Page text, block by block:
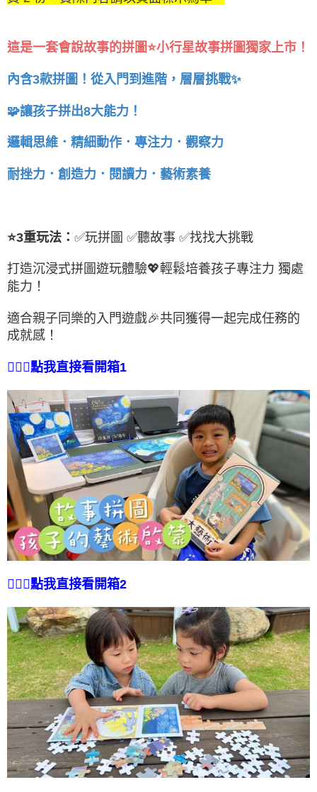
這是一套會說故事的拼圖⭐小行星故事拼圖獨家上市 ！
內含3款拼圖！從入門到進階，層層挑戰✨
🧩讓孩子拼出8大能力！
邏輯思維．精細動作．專注力．觀察力
耐挫力．創造力．閱讀力．藝術素養
⭐3重玩法 ： ✅玩拼圖 ✅聽故事 ✅找找大挑戰
打造沉浸式拼圖遊玩體驗💖輕鬆培養孩子專注力 獨處
能力 ！
適合親子同樂的入門遊戲🎉共同獲得一起完成任務的
成就感 ！
🙋🏻‍♂️點我直接看開箱1
🙋🏻‍♀️點我直接看開箱2